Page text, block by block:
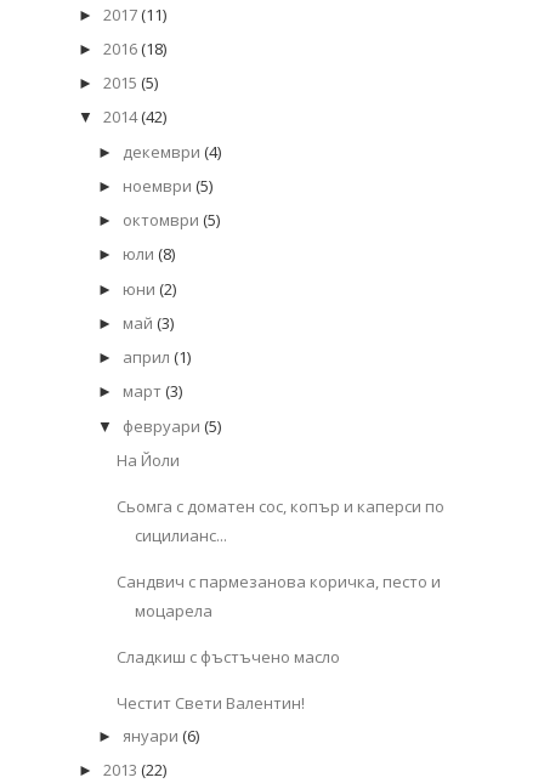
► 2017 (11)
► 2016 (18)
► 2015 (5)
▼ 2014 (42)
► декември (4)
► ноември (5)
► октомври (5)
► юли (8)
► юни (2)
► май (3)
► април (1)
► март (3)
▼ февруари (5)
На Йоли
Сьомга с доматен сос, копър и каперси по
сицилианс...
Сандвич с пармезанова коричка, песто и
моцарела
Сладкиш с фъстъчено масло
Честит Свети Валентин!
► януари (6)
► 2013 (22)